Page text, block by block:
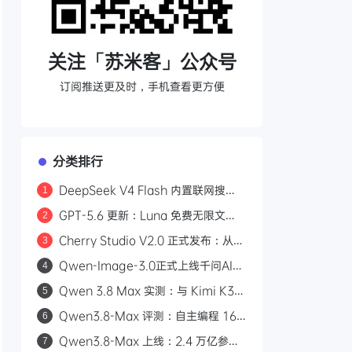
关注「苏米客」公众号
订阅推送更及时，手机查看更方便
分类排行
1
DeepSeek V4 Flash 内置联网搜
web_search，Codex 可直接调用
2
GPT-5.6 更新：Luna 免费无限文
3
Cherry Studio V2.0 正式发布：从
能工作站
4
Qwen-Image-3.0正式上线千问AI平
4.5k token复杂版面一次生成
5
Qwen 3.8 Max 实测：与 Kimi K3
6
Qwen3.8-Max 评测：自主编程 16
7
Qwen3.8-Max 上线：2.4 万亿参